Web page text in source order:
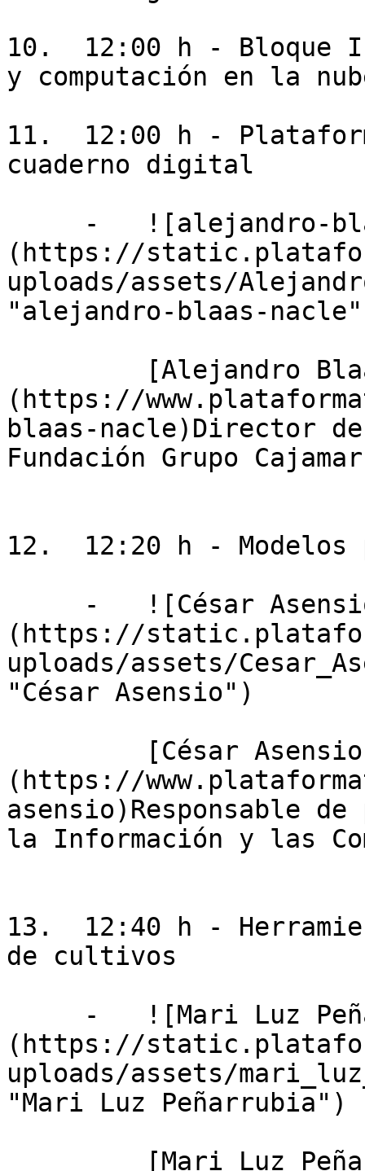
10.  12:00 h -
y computación en la
11.  12:00 h -
cuaderno digital
(https://
uploads/assets/
"alejandro-blaas-
(https://
blaas-nacle)Director
Fundación Grupo
12.  12:20 h - Modelos
(https://
uploads/assets/
"César Asensio")
(https://
asensio)Responsable
la Información y las
13.  12:40 h -
de cultivos
(https://
uploads/assets/
"Mari Luz Peñarrubia")